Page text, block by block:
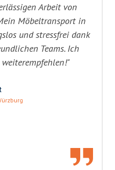
Arbeit von
Möbeltransport in
und stressfrei dank
Teams. Ich